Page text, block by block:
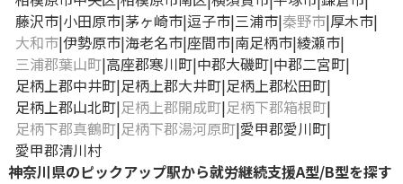
藤沢市 小田原市 茅ヶ崎市 逗子市 三浦市 秦野市 厚木市
大和市 伊勢原市 海老名市 座間市 南足柄市 綾瀬市
三浦郡葉山町 高座郡寒川町 中郡大磯町 中郡二宮町
足柄上郡中井町 足柄上郡大井町 足柄上郡松田町
足柄上郡山北町 足柄上郡開成町 足柄下郡箱根町
足柄下郡真鶴町 足柄下郡湯河原町 愛甲郡愛川町
愛甲郡清川村
神奈川県のピックアップ駅から就労継続支援A型/B型を探す